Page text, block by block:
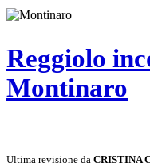
Reggiolo
Montinaro
Ultima revisione da CRISTINA